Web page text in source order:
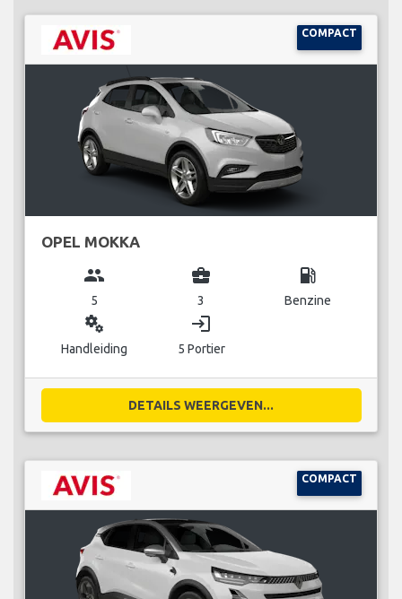
COMPACT
OPEL MOKKA
group
5
business_center
3
local_gas_station
Benzine
miscellaneous_services
Handleiding
login
5 Portier
DETAILS WEERGEVEN...
COMPACT